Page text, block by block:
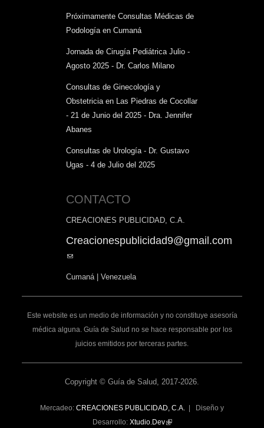
Próximamente Consultas Médicas de
Podología en Cumaná
Jornada de Cirugía Pediátrica Julio -
Agosto 2025 - Dr. Carlos Milano
Consultas de Ginecología y
Obstetricia en Las Piedras de Cocollar
- 21 de Junio del 2025 - Dra. Jennifer
Abanes
Consultas de Urología - Dr. Gustavo
Ugas - 4 de Julio del 2025
CONTACTO
CREACIONES PUBLICIDAD, C.A.
Creacionespublicidad9@gmail.com
(link
mail)
Cumaná | Venezuela
Este website es un medio de información y no constituye asesoría
médica alguna. Guía de Salud no se hace responsable por los
juicios emitidos por terceras partes.
Copyright © Guía de Salud, 2017-2026.
Mercadeo: CREACIONES PUBLICIDAD, C.A. | Diseño y
Desarrollo: Xtudio.Dev(link